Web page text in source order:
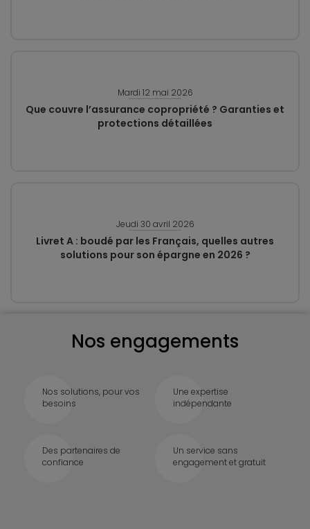
Mardi 12 mai 2026
Que couvre l’assurance copropriété ? Garanties et
protections détaillées
Jeudi 30 avril 2026
Livret A : boudé par les Français, quelles autres
solutions pour son épargne en 2026 ?
Nos engagements
Nos solutions, pour vos
besoins
Une expertise
indépendante
Des partenaires de
confiance
Un service sans
engagement et gratuit